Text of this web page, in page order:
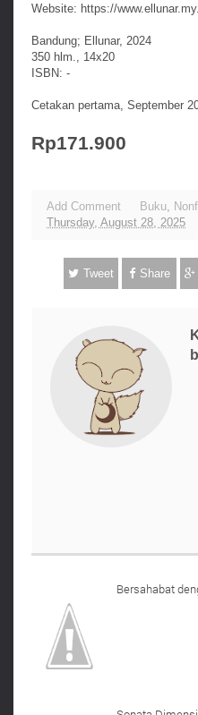
Website: https://
Bandung; Ellunar, 2024
350 hlm., 14x20
ISBN: -
Cetakan pertama, September
Rp171.900
Add Comment Buku,
Thursday, August 28, 2025
Tweet Share
Bersahabat